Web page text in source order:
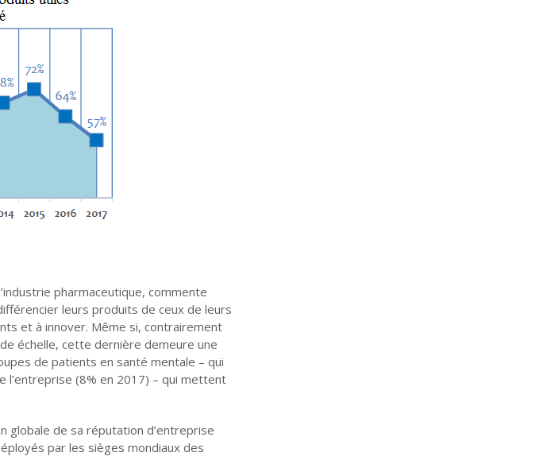
pharmaceutique, commente
leurs produits de ceux de leurs
et à innover. Même si, contrairement
échelle, cette dernière demeure une
de patients en santé mentale – qui
l’entreprise (8% en 2017) – qui mettent
globale de sa réputation d’entreprise
par les sièges mondiaux des